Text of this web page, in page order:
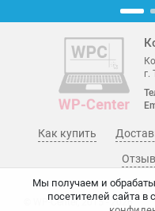
Мы получаем и
посетителей сайта в
г.
Как купить
© WP-Center, 2015 - 2026